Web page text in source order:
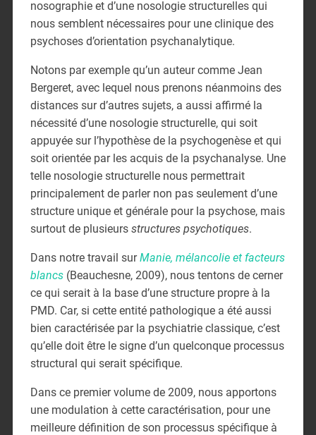
nosographie et d’une nosologie structurelles qui
nous semblent nécessaires pour une clinique des
psychoses d’orientation psychanalytique.
Notons par exemple qu’un auteur comme Jean
Bergeret, avec lequel nous prenons néanmoins des
distances sur d’autres sujets, a aussi affirmé la
nécessité d’une nosologie structurelle, qui soit
appuyée sur l’hypothèse de la psychogenèse et qui
soit orientée par les acquis de la psychanalyse. Une
telle nosologie structurelle nous permettrait
principalement de parler non pas seulement d’une
structure unique et générale pour la psychose, mais
surtout de plusieurs structures psychotiques.
Dans notre travail surManie, mélancolie et facteurs
blancs(Beauchesne, 2009), nous tentons de cerner
ce qui serait à la base d’une structure propre à la
PMD. Car, si cette entité pathologique a été aussi
bien caractérisée par la psychiatrie classique, c’est
qu’elle doit être le signe d’un quelconque processus
structural qui serait spécifique.
Dans ce premier volume de 2009, nous apportons
une modulation à cette caractérisation, pour une
meilleure définition de son processus spécifique à